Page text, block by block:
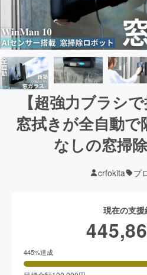
【超強力ブラシ
窓拭きが全自動で
なしの窓掃
crfokita プ
現在の支援
445%達成